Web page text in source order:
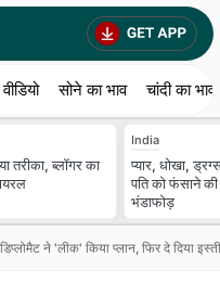
वीडियो सोने का भाव चांदी का भाव
तरीका, ब्लॉगर का
India
प्यार, धोखा,
पति को फंसाने
भंडाफोड़
ने 'लीक' किया प्लान, फिर दे दिया